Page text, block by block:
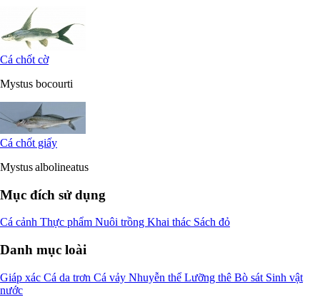
Cá chốt cờ
Mystus bocourti
Cá chốt giấy
Mystus albolineatus
Mục đích sử dụng
Cá cảnh Thực phẩm Nuôi trồng Khai thác Sách đỏ
Danh mục loài
Giáp xác Cá da trơn Cá vảy Nhuyễn thể Lưỡng thê Bò sát Sinh vật
nước